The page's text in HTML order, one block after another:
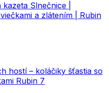
Slnečnice |
a zlátením | Rubin
hostí – koláčiky šťastia so
Rubin 7